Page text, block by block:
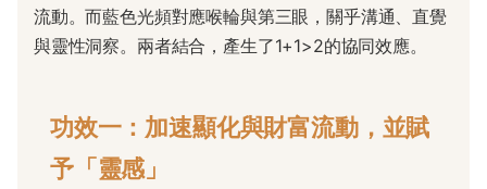
流動。而藍色光頻對應喉輪與第三眼，關乎溝通、直覺
與靈性洞察。兩者結合，產生了1+1>2的協同效應。
功效一：加速顯化與財富流動，並賦
予「靈感」